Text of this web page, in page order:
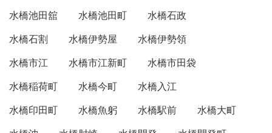
水橋池田舘
水橋池田町
水橋石政
水橋石割
水橋伊勢屋
水橋伊勢領
水橋市江
水橋市江新町
水橋市田袋
水橋稲荷町
水橋今町
水橋入江
水橋印田町
水橋魚躬 水橋駅前
水橋大町